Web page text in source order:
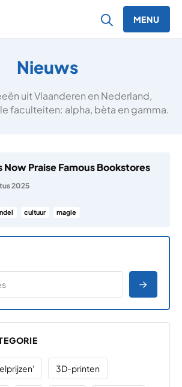
MENU
Nieuws
uit Vlaanderen en Nederland,
faculteiten: alpha, bèta en gamma.
Now Praise Famous Bookstores
2025
cultuur magie
3D-printen